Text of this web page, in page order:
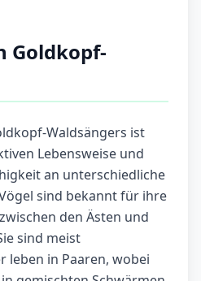
Goldkopf-
Waldsängers ist
Lebensweise und
an unterschiedliche
sind bekannt für ihre
den Ästen und
sind meist
leben in Paaren, wobei